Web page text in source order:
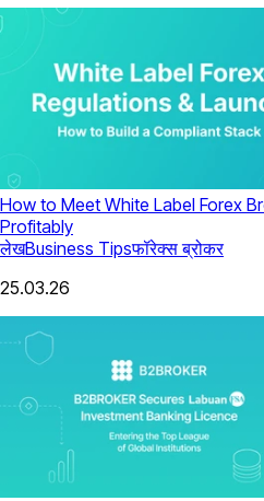
How to Meet White Label Forex
Profitably
लेखBusiness Tipsफॉरेक्स ब्रोकर
25.03.26